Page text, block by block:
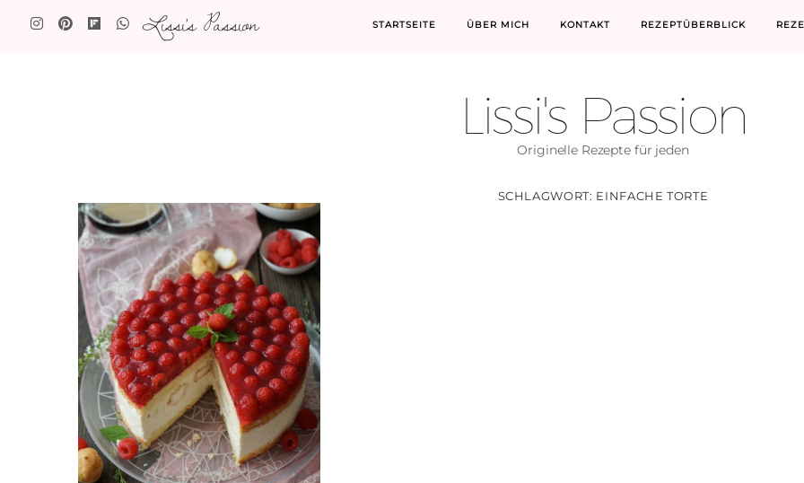
Lissi's Passion STARTSEITE ÜBER MICH KONTAKT REZEPTÜBERBLICK
Lissi's Passion
Originelle Rezepte für jeden
SCHLAGWORT: EINFACHE TORTE